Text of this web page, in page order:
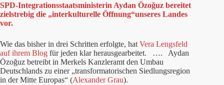
SPD-Integrationsstaatsministerin Aydan Özoğuz bereitet
zielstrebig die „interkulturelle Öffnung“unseres Landes
vor.
Wie das bisher in drei Schritten erfolgte, hat Vera Lengsfeld
auf ihrem Blog für jeden klar herausgearbeitet. …. Aydan
Özoğuz betreibt in Merkels Kanzleramt den Umbau
Deutschlands zu einer „transformatorischen Siedlungsregion
in der Mitte Europas“ (Alexander Grau).